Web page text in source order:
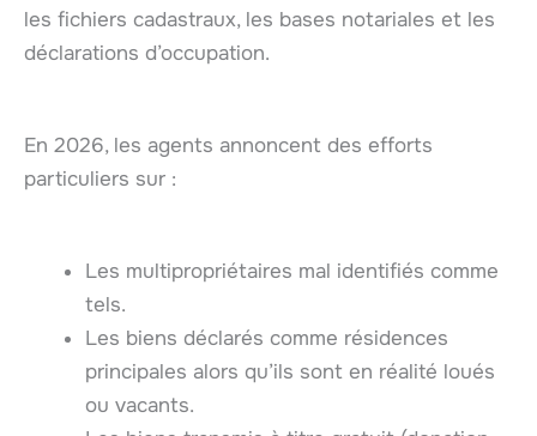
les fichiers cadastraux, les bases notariales et les
déclarations d’occupation.
En 2026, les agents annoncent des efforts
particuliers sur :
Les multipropriétaires mal identifiés comme
tels.
Les biens déclarés comme résidences
principales alors qu’ils sont en réalité loués
ou vacants.